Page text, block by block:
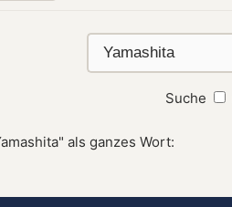
Suche
als ganzes Wort: